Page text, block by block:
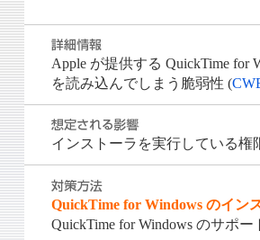
Apple が提供する QuickTime
を読み込んでしまう脆弱性 (
インストーラを実行している権
QuickTime for Windows のイン
QuickTime for Windows のサポ